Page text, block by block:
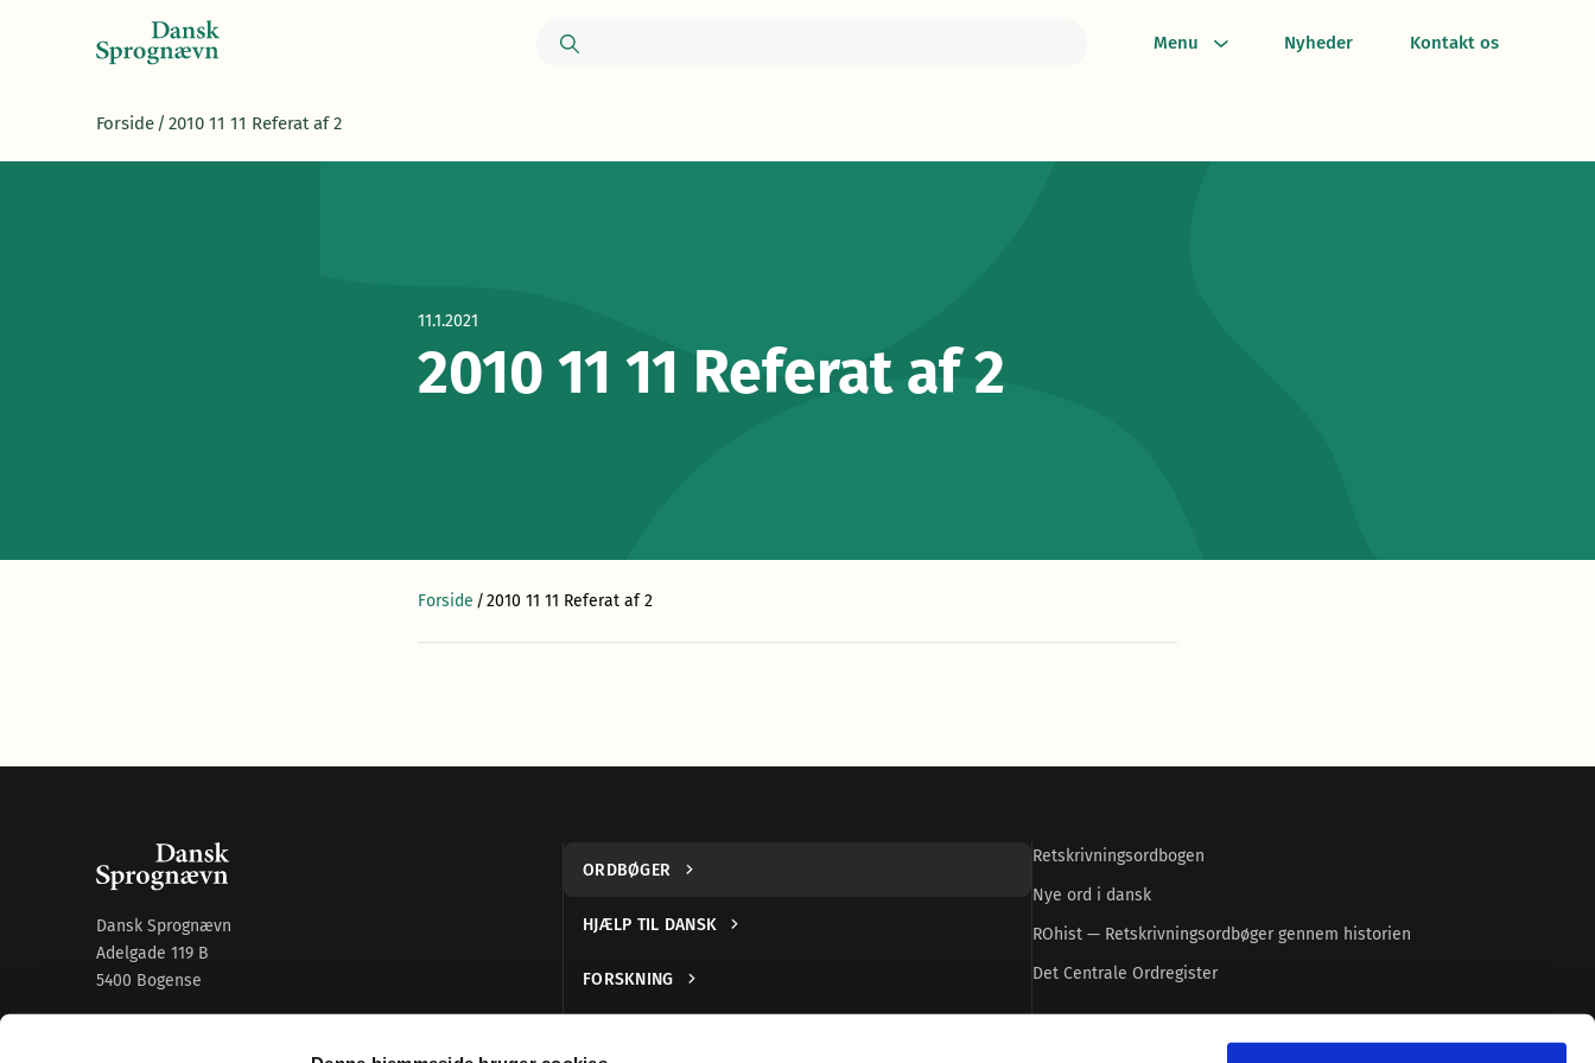
Menu Nyheder Kontakt os
Forside / 2010 11 11 Referat af 2
11.1.2021
2010 11 11 Referat af 2
Forside /2010 11 11 Referat af 2
Dansk Sprognævn
Adelgade 119 B
5400 Bogense
ORDBØGER
HJÆLP TIL DANSK
FORSKNING
Retskrivningsordbogen
Nye ord i dansk
ROhist — Retskrivningsordbøger gennem historien
Det Centrale Ordregister